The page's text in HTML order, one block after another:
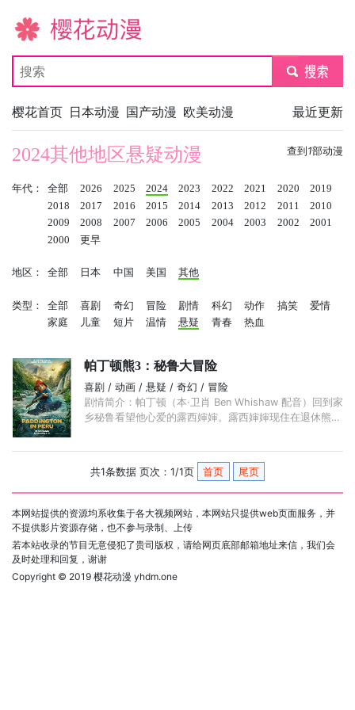
樱花动漫
submit
樱花首页 日本动漫 国产动漫 欧美动漫 最近更新
查到 1部动漫
2024其他地区悬疑动漫
年代： 全部 2026 2025 2024 2023 2022 2021 2020
2019
2018
2017 2016 2015 2014 2013 2012 2011
2010
2009
2008 2007 2006 2005 2004 2003 2002
2001
2000
更早
地区： 全部 日本 中国 美国 其他
类型： 全部 喜剧 奇幻 冒险 剧情 科幻 动作 搞笑
爱情
家庭
儿童 短片 温情 悬疑 青春 热血
帕丁顿熊3：秘鲁大冒险
喜剧 / 动画 / 悬疑 / 奇幻 / 冒险
剧情简介：帕丁顿（本·卫肖 Ben Whishaw 配音）回到家
乡秘鲁看望他心爱的露西婶婶。露西婶婶现住在退休熊之
共1条数据 页次：1/1页 首页 尾页
本网站提供的资源均系收集于各大视频网站，本网站只提供web页面服务，并
不提供影片资源存储，也不参与录制、上传
若本站收录的节目无意侵犯了贵司版权，请给网页底部邮箱地址来信，我们会
及时处理和回复，谢谢
Copyright © 2019 樱花动漫 yhdm.one